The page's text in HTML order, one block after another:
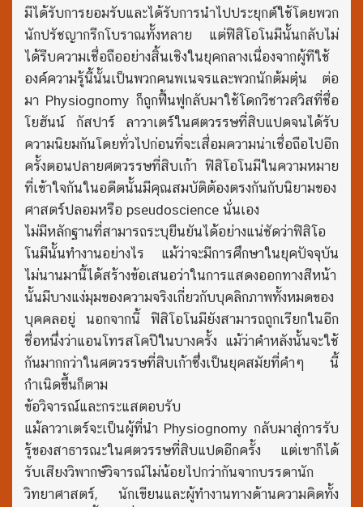
มีได้รับการยอมรับและได้รับการนำไปประยุกต์ใช้โดยพวก
นักปรัชญากรีกโบราณทั้งหลาย แต่ฟิสิโอโนมีนั้นกลับไม่
ได้รีบความเชื่อถืออย่างสิ้นเชิงในยุคกลางเนื่องจากผู้ทีใช้
องค์ความรู้นี้นั้นเป็นพวกคนพเนจรและพวกนักต้มตุ๋น ต่อ
มา Physiognomy ก็ถูกฟื้นฟูกลับมาใช้โดกวีชาวสวิสที่ชื่อ
โยฮันน์ กัสปาร์ ลาวาเตร์ในศตวรรษที่สิบแปดจนได้รับ
ความนิยมกันโดยทั่วไปก่อนที่จะเสื่อมความน่าเชื่อถือไปอีก
ครั้งตอนปลายศตวรรษที่สิบเก้า ฟิสิโอโนมีในความหมาย
ที่เข้าใจกันในอดีตนั้นมีคุณสมบัติต้องตรงกันกับนิยามของ
ศาสตร์ปลอมหรือ pseudoscience นั่นเอง
ไม่มีหลักฐานที่สามารถระบุยืนยันได้อย่างแน่ชัดว่าฟิสิโอ
โนมีนั้นทำงานอย่างไร แม้ว่าจะมีการศึกษาในยุคปัจจุบัน
ไม่นานมานี้ได้สร้างข้อเสนอว่าในการแสดงออกทางสีหน้า
นั้นมีบางแง่มุมของความจริงเกี่ยวกับบุคลิกภาพทั้งหมดของ
บุคคลอยู่ นอกจากนี้ ฟิสิโอโนมียังสามารถถูกเรียกในอีก
ชื่อหนึ่งว่าแอนโทรสโคปีในบางครั้ง แม้ว่าคำหลังนั้นจะใช้
กันมากกว่าในศตวรรษที่สิบเก้าซึ่งเป็นยุคสมัยที่คำๆ นี้
กำเนิดขึ้นก็ตาม
ข้อวิจารณ์และกระแสตอบรับ
แม้ลาวาเตร์จะเป็นผู้ที่นำ Physiognomy กลับมาสู่การรับ
รู้ของสาธารณะในศตวรรษที่สิบแปดอีกครั้ง แต่เขาก็ได้
รับเสียงวิพากษ์วิจารณ์ไม่น้อยไปกว่ากันจากบรรดานัก
วิทยาศาสตร์, นักเขียนและผู้ทำงานทางด้านความคิดทั้ง